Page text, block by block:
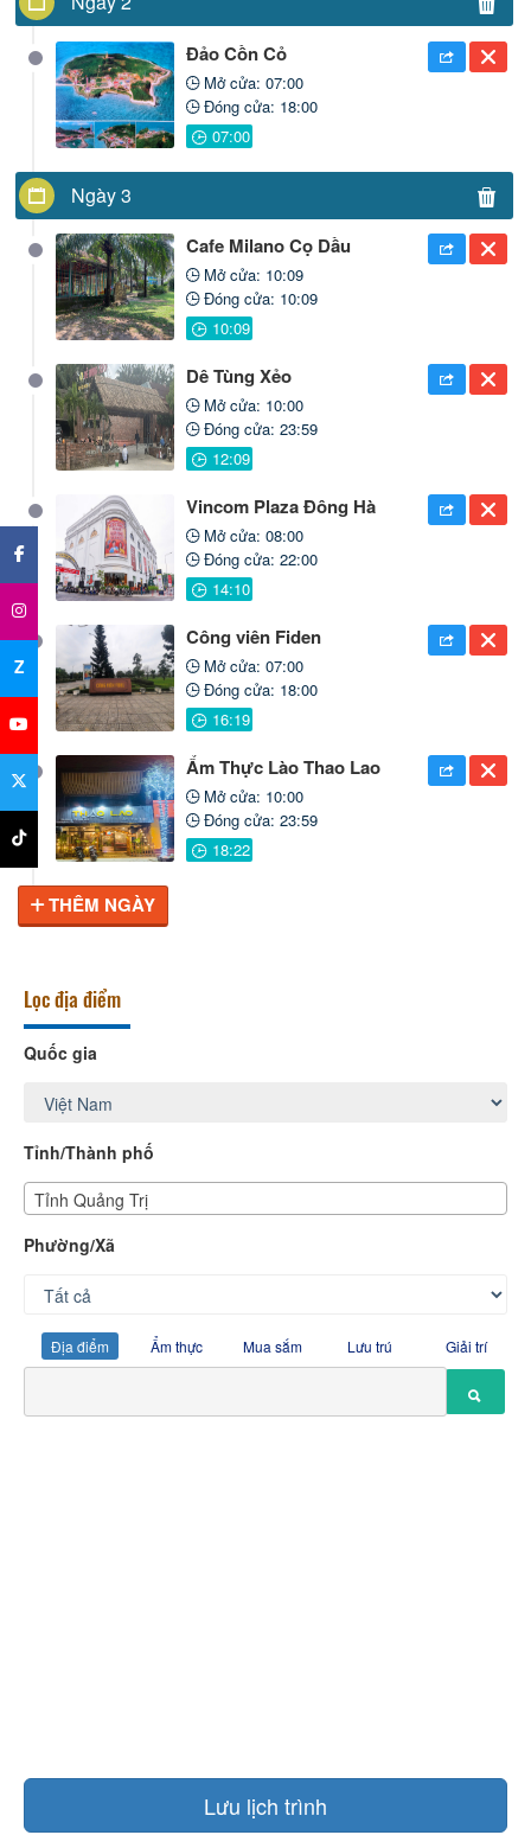
Đảo Cồn Cỏ
Mở cửa: 07:00
Đóng cửa: 18:00
Ngày 3
Cafe Milano Cọ Dầu
Mở cửa: 10:09
Đóng cửa: 10:09
Dê Tùng Xẻo
Mở cửa: 10:00
Đóng cửa: 23:59
Vincom Plaza Đông Hà
Mở cửa: 08:00
Đóng cửa: 22:00
Công viên Fiden
Mở cửa: 07:00
Đóng cửa: 18:00
Ẩm Thực Lào Thao Lao
Mở cửa: 10:00
Đóng cửa: 23:59
THÊM NGÀY
Lọc địa điểm
Quốc gia
Tỉnh/Thành phố
Tỉnh Quảng Trị
Phường/Xã
Địa điểm Ẩm thực Mua sắm Lưu trú Giải trí
Lưu lịch trình
×
Z